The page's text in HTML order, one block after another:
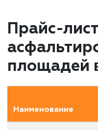
Прайс-
площадей
Наименование